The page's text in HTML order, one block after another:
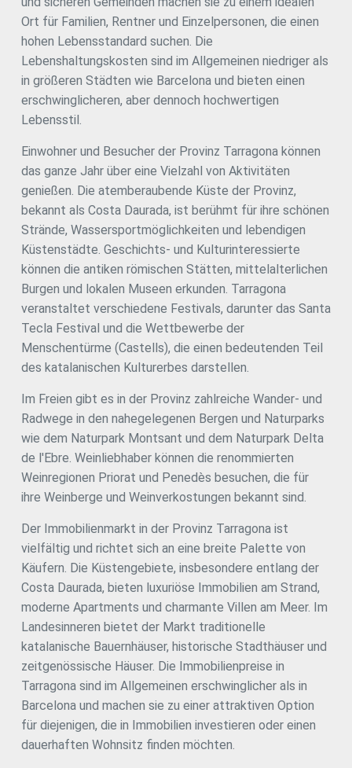
Ort für Familien, Rentner und Einzelpersonen, die einen
hohen Lebensstandard suchen. Die
Lebenshaltungskosten sind im Allgemeinen niedriger als
in größeren Städten wie Barcelona und bieten einen
erschwinglicheren, aber dennoch hochwertigen
Lebensstil.
Einwohner und Besucher der Provinz Tarragona können
das ganze Jahr über eine Vielzahl von Aktivitäten
genießen. Die atemberaubende Küste der Provinz,
bekannt als Costa Daurada, ist berühmt für ihre schönen
Strände, Wassersportmöglichkeiten und lebendigen
Küstenstädte. Geschichts- und Kulturinteressierte
können die antiken römischen Stätten, mittelalterlichen
Burgen und lokalen Museen erkunden. Tarragona
veranstaltet verschiedene Festivals, darunter das Santa
Tecla Festival und die Wettbewerbe der
Menschentürme (Castells), die einen bedeutenden Teil
des katalanischen Kulturerbes darstellen.
Im Freien gibt es in der Provinz zahlreiche Wander- und
Radwege in den nahegelegenen Bergen und Naturparks
wie dem Naturpark Montsant und dem Naturpark Delta
de l'Ebre. Weinliebhaber können die renommierten
Weinregionen Priorat und Penedès besuchen, die für
ihre Weinberge und Weinverkostungen bekannt sind.
Der Immobilienmarkt in der Provinz Tarragona ist
vielfältig und richtet sich an eine breite Palette von
Käufern. Die Küstengebiete, insbesondere entlang der
Costa Daurada, bieten luxuriöse Immobilien am Strand,
moderne Apartments und charmante Villen am Meer. Im
Landesinneren bietet der Markt traditionelle
katalanische Bauernhäuser, historische Stadthäuser und
zeitgenössische Häuser. Die Immobilienpreise in
Tarragona sind im Allgemeinen erschwinglicher als in
Barcelona und machen sie zu einer attraktiven Option
für diejenigen, die in Immobilien investieren oder einen
dauerhaften Wohnsitz finden möchten.